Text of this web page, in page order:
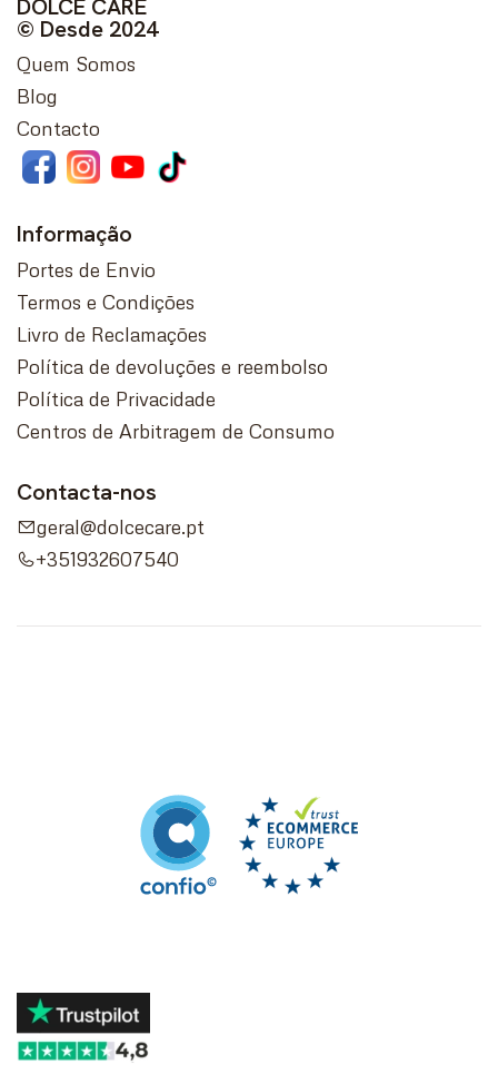
DOLCE CARE
© Desde 2024
Quem Somos
Blog
Contacto
Informação
Portes de Envio
Termos e Condições
Livro de Reclamações
Política de devoluções e reembolso
Política de Privacidade
Centros de Arbitragem de Consumo
Contacta-nos
geral@dolcecare.pt
+351932607540